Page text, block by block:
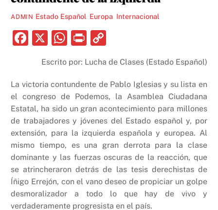
ADMIN Estado Español Europa Internacional
F
e
b
o
o
k
X
W
at
s
A
p
p
P
nt p
y
Li
n
k
Escrito por: Lucha de Clases (Estado Español)
La victoria contundente de Pablo Iglesias y su lista en
el congreso de Podemos, la Asamblea Ciudadana
Estatal, ha sido un gran acontecimiento para millones
de trabajadores y jóvenes del Estado español y, por
extensión, para la izquierda española y europea. Al
mismo tiempo, es una gran derrota para la clase
dominante y las fuerzas oscuras de la reacción, que
se atrincheraron detrás de las tesis derechistas de
Íñigo Errejón, con el vano deseo de propiciar un golpe
desmoralizador a todo lo que hay de vivo y
verdaderamente progresista en el país.